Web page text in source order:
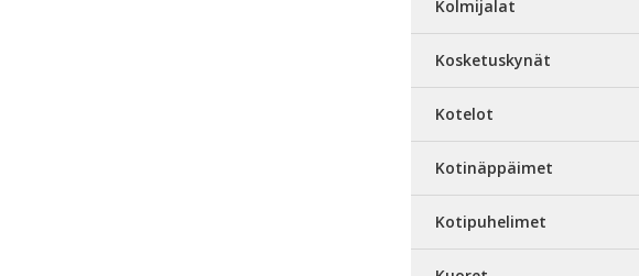
Kolmijalat
Kosketuskynät
Kotelot
Kotinäppäimet
Kotipuhelimet